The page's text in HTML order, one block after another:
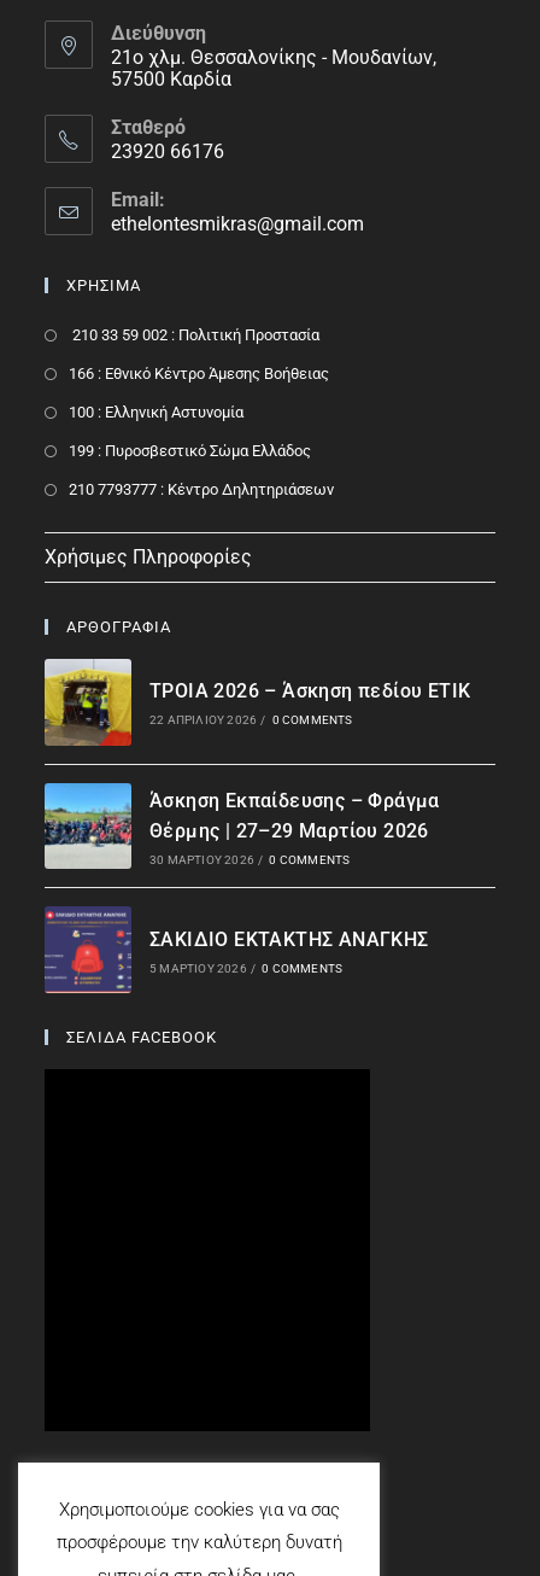
Διεύθυνση
21ο χλμ. Θεσσαλονίκης - Μουδανίων,
57500 Καρδία
Σταθερό
23920 66176
Email:
ethelontesmikras@gmail.com
ΧΡΗΣΙΜΑ
210 33 59 002 : Πολιτική Προστασία
166 : Εθνικό Κέντρο Άμεσης Βοήθειας
100 : Ελληνική Αστυνομία
199 : Πυροσβεστικό Σώμα Ελλάδος
210 7793777 : Kέντρο Δηλητηριάσεων
Χρήσιμες Πληροφορίες
ΑΡΘΟΓΡΑΦΙΑ
ΤΡΟΙΑ 2026 – Άσκηση πεδίου ΕΤΙΚ
22 ΑΠΡΙΛΊΟΥ 2026 / 0 COMMENTS
Άσκηση Εκπαίδευσης – Φράγμα
Θέρμης | 27–29 Μαρτίου 2026
30 ΜΑΡΤΊΟΥ 2026 / 0 COMMENTS
ΣΑΚΙΔΙΟ ΕΚΤΑΚΤΗΣ ΑΝΑΓΚΗΣ
5 ΜΑΡΤΊΟΥ 2026 / 0 COMMENTS
ΣΕΛΙΔΑ FACEBOOK
Χρησιμοποιούμε cookies για να σας
προσφέρουμε την καλύτερη δυνατή